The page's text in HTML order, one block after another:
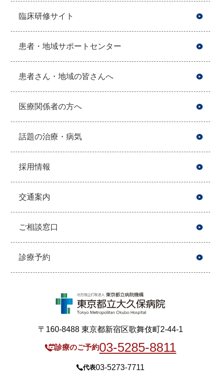
臨床研修サイト
患者・地域サポートセンター
患者さん・地域の皆さんへ
医療関係者の方へ
話題の治療・病気
採用情報
交通案内
ご相談窓口
診療予約
〒160-8488 東京都新宿区歌舞伎町2-44-1
診療のご予約03-5285-8811
代表03-5273-7711